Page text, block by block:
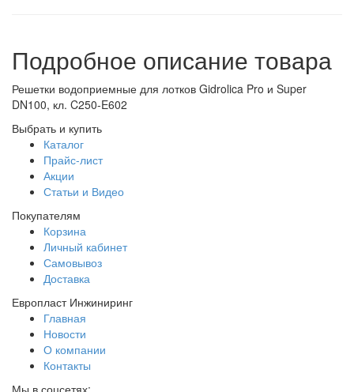
Подробное описание товара
Решетки водоприемные для лотков Gidrolica Pro и Super
DN100, кл. C250-E602
Выбрать и купить
Каталог
Прайс-лист
Акции
Статьи и Видео
Покупателям
Корзина
Личный кабинет
Самовывоз
Доставка
Европласт Инжиниринг
Главная
Новости
О компании
Контакты